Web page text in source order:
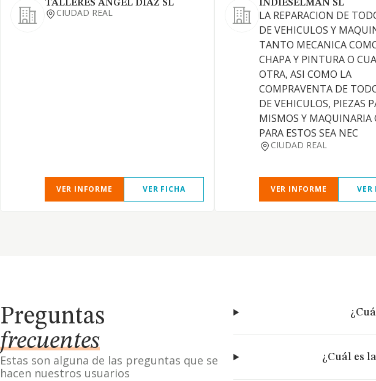
TALLERES ANGEL DIAZ SL
CIUDAD REAL
VER INFORME VER FICHA
INDIESELMAN SL
LA REPARACION DE
DE VEHICULOS Y
TANTO MECANICA
CHAPA Y PINTURA O
OTRA, ASI COMO LA
COMPRAVENTA DE
DE VEHICULOS, PIEZAS
MISMOS Y MAQUINARIA
PARA ESTOS SEA NEC
CIUDAD REAL
VER INFORME VER
Preguntas
frecuentes
Estas son alguna de las preguntas que se
hacen nuestros usuarios
¿Cuál es